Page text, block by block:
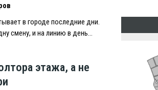
в городе последние дни.
смену, и на линию в день…
этажа, а не